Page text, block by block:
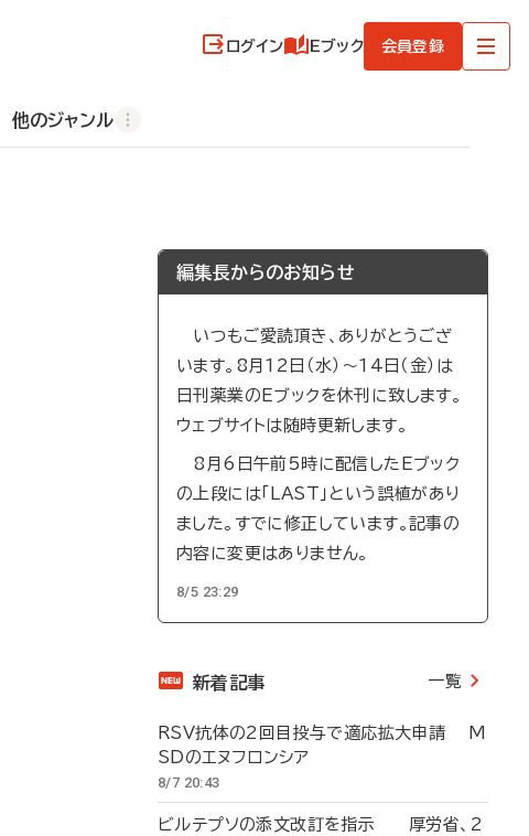
ログイン Eブック 会員登録
他のジャンル
編集長からのお知らせ
いつもご愛読頂き、ありがとうござ
います。8月12日（水）～14日（金）は
日刊薬業のEブックを休刊に致します。
ウェブサイトは随時更新します。
8月6日午前5時に配信したEブック
の上段には「LAST」という誤植があり
ました。すでに修正しています。記事の
内容に変更はありません。
8/5 23:29
新着記事 一覧
RSV抗体の2回目投与で適応拡大申請 M
SDのエヌフロンシア
8/7 20:43
ビルテプソの添文改訂を指示 厚労省、2